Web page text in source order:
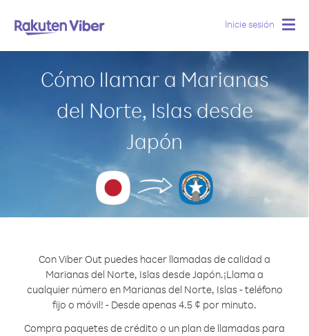
Inicie sesión
Cómo llamar a Marianas
del Norte, Islas desde
Japón
Con Viber Out puedes hacer llamadas de calidad a
Marianas del Norte, Islas desde Japón.¡Llama a
cualquier número en Marianas del Norte, Islas - teléfono
fijo o móvil! - Desde apenas 4.5 ¢ por minuto.
Compra paquetes de crédito o un plan de llamadas para